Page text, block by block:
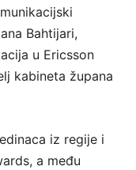
Bahtijari,
u Ericsson
kabineta župana
iz regije i
a među